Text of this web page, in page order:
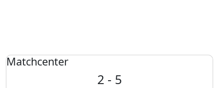
Matchcenter
2 - 5